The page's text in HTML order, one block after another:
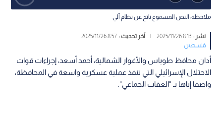
ملاحظة: النص المسموع ناتج عن نظام آلي
نشر :8:13 2025/11/26
| آخر تحديث :8:57 2025/11/26
فلسطين
أدان محافظ طوباس والأغوار الشمالية، أحمد أسعد، إجراءات قوات
الاحتلال الإسرائيلي التي تنفذ عملية عسكرية واسعة في المحافظة،
واصفا إياها بـ "العقاب الجماعي".